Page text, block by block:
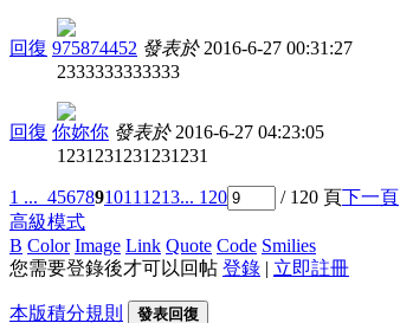
回復 975874452 發表於 2016-6-27 00:31:27
2333333333333
回復 你妳你 發表於 2016-6-27 04:23:05
1231231231231231
1 ... 4567891011 1213... 120 / 120 頁下一頁
高級模式
B Color Image Link Quote Code Smilies
您需要登錄後才可以回帖 登錄 | 立即註冊
本版積分規則 發表回復